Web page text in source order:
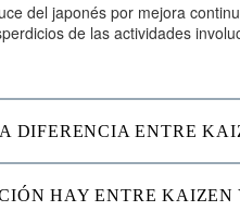
del japonés por mejora
de las actividades
DIFERENCIA ENTRE
HAY ENTRE